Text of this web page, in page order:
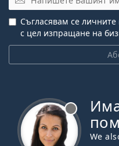
Съгласявам се
с цел изпращане на
We